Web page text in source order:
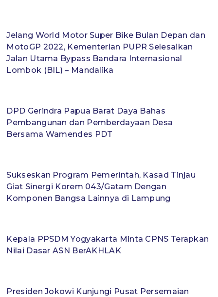
Jelang World Motor Super Bike Bulan Depan dan
MotoGP 2022, Kementerian PUPR Selesaikan
Jalan Utama Bypass Bandara Internasional
Lombok (BIL) – Mandalika
DPD Gerindra Papua Barat Daya Bahas
Pembangunan dan Pemberdayaan Desa
Bersama Wamendes PDT
Sukseskan Program Pemerintah, Kasad Tinjau
Giat Sinergi Korem 043/Gatam Dengan
Komponen Bangsa Lainnya di Lampung
Kepala PPSDM Yogyakarta Minta CPNS Terapkan
Nilai Dasar ASN BerAKHLAK
Presiden Jokowi Kunjungi Pusat Persemaian